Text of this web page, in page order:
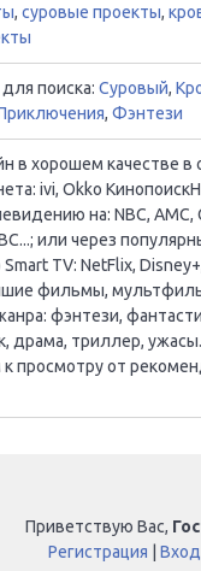
, суровые проекты,
поиска: Суровый,
, Фэнтези
в хорошем качестве
ivi, Okko
на: NBC, AMC,
или через
TV: NetFlix,
фильмы,
фэнтези,
драма, триллер,
просмотру от
Приветствую Вас,
Регистрация
Вход